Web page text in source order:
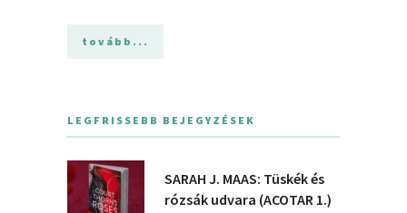
tovább...
LEGFRISSEBB BEJEGYZÉSEK
SARAH J. MAAS: Tüskék és
rózsák udvara (ACOTAR 1.)